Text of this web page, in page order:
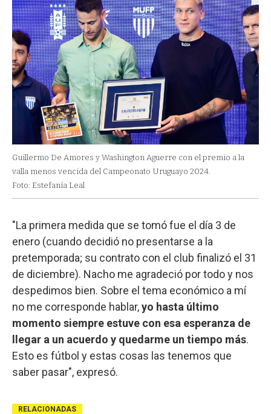
Guillermo De Amores y Washington Aguerre con el premio a la
valla menos vencida del Campeonato Uruguayo 2024.
Foto: Estefanía Leal
"La primera medida que se tomó fue el día 3 de
enero (cuando decidió no presentarse a la
pretemporada; su contrato con el club finalizó el 31
de diciembre). Nacho me agradeció por todo y nos
despedimos bien. Sobre el tema económico a mí
no me corresponde hablar,yo hasta último
momento siempre estuve con esa esperanza de
llegar a un acuerdo y quedarme un tiempo más.
Esto es fútbol y estas cosas las tenemos que
saber pasar", expresó.
RELACIONADAS